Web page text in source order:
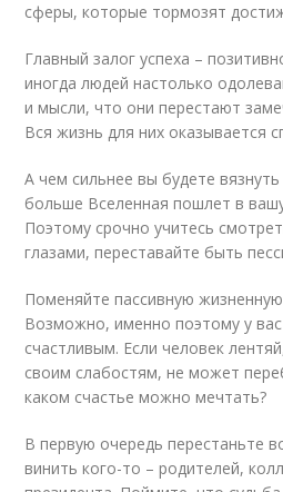
сферы, которые тормозят
Главный залог успеха –
иногда людей настолько
и мысли, что они перестают
Вся жизнь для них оказывается
А чем сильнее вы будете
больше Вселенная пошлет в
Поэтому срочно учитесь
глазами, переставайте быть
Поменяйте пассивную
Возможно, именно поэтому у вас
счастливым. Если человек
своим слабостям, не может
каком счастье можно мечтать?
В первую очередь перестаньте
винить кого-то – родителей,